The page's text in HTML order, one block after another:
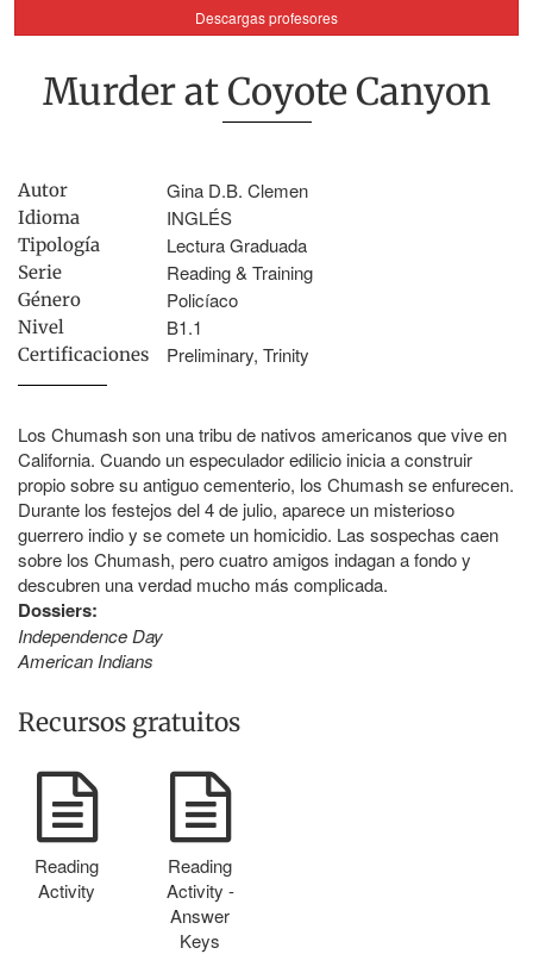
Descargas profesores
Murder at Coyote Canyon
Autor Gina D.B. Clemen
Idioma INGLÉS
Tipología Lectura Graduada
Serie Reading & Training
Género Policíaco
Nivel B1.1
Certificaciones Preliminary, Trinity
Los Chumash son una tribu de nativos americanos que vive en
California. Cuando un especulador edilicio inicia a construir
propio sobre su antiguo cementerio, los Chumash se enfurecen.
Durante los festejos del 4 de julio, aparece un misterioso
guerrero indio y se comete un homicidio. Las sospechas caen
sobre los Chumash, pero cuatro amigos indagan a fondo y
descubren una verdad mucho más complicada.
Dossiers:
Independence Day
American Indians
Recursos gratuitos
Reading
Activity
Reading
Activity -
Answer
Keys